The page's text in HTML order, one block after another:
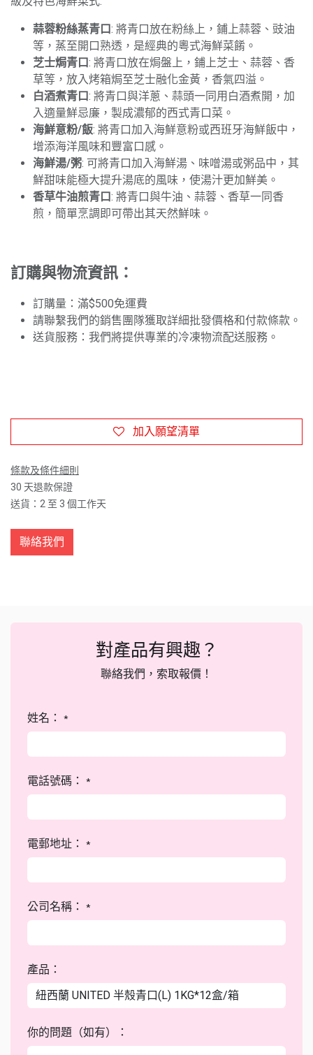
蒜蓉粉絲蒸青口: 將青口放在粉絲上，鋪上蒜蓉、豉油
等，蒸至開口熟透，是經典的粵式海鮮菜餚。
芝士焗青口: 將青口放在焗盤上，鋪上芝士、蒜蓉、香
草等，放入烤箱焗至芝士融化金黃，香氣四溢。
白酒煮青口: 將青口與洋蔥、蒜頭一同用白酒煮開，加
入適量鮮忌廉，製成濃郁的西式青口菜。
海鮮意粉/飯: 將青口加入海鮮意粉或西班牙海鮮飯中，
增添海洋風味和豐富口感。
海鮮湯/粥: 可將青口加入海鮮湯、味噌湯或粥品中，其
鮮甜味能極大提升湯底的風味，使湯汁更加鮮美。
香草牛油煎青口: 將青口與牛油、蒜蓉、香草一同香
煎，簡單烹調即可帶出其天然鮮味。
訂購與物流資訊：
訂購量：滿$500免運費
請聯繫我們的銷售團隊獲取詳細批發價格和付款條款。
送貨服務：我們將提供專業的冷凍物流配送服務。
加入願望清單
條款及條件細則
30 天退款保證
送貨：2 至 3 個工作天
聯絡我們
對產品有興趣？
聯絡我們，索取報價！
姓名： *
電話號碼： *
電郵地址： *
公司名稱： *
產品：
你的問題（如有）：